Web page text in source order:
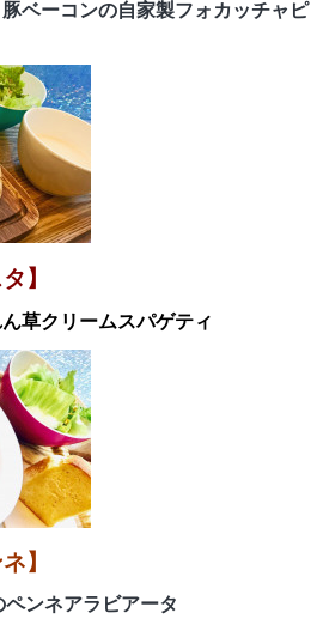
ベーコンの自家製フォカッチャピ
】
草クリームスパゲティ
ネ】
ンネアラビアータ